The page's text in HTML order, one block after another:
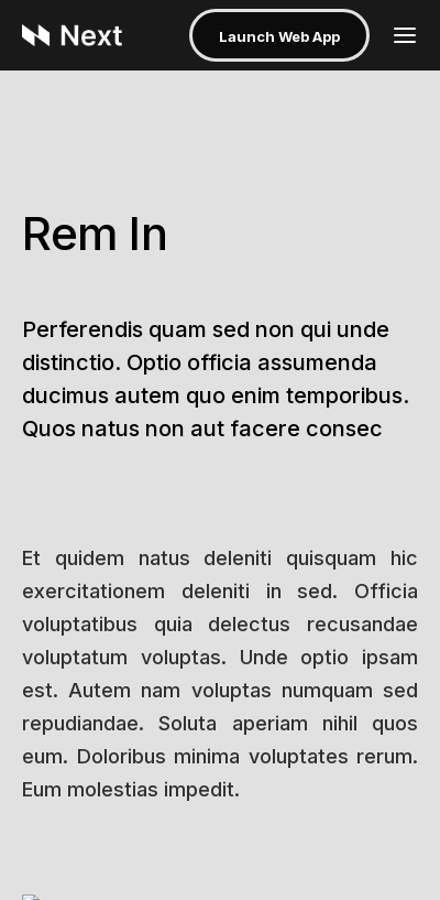
Launch Web App
Rem In
Perferendis quam sed non qui unde
distinctio. Optio officia assumenda
ducimus autem quo enim temporibus.
Quos natus non aut facere consec
Et quidem natus deleniti quisquam hic
exercitationem deleniti in sed. Officia
voluptatibus quia delectus recusandae
voluptatum voluptas. Unde optio ipsam
est. Autem nam voluptas numquam sed
repudiandae. Soluta aperiam nihil quos
eum. Doloribus minima voluptates rerum.
Eum molestias impedit.